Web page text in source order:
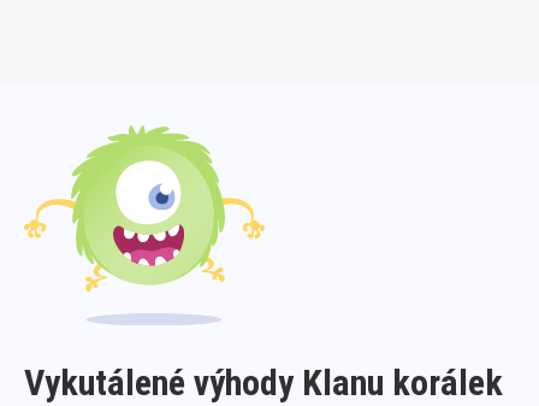
Vykutálené výhody Klanu korálek